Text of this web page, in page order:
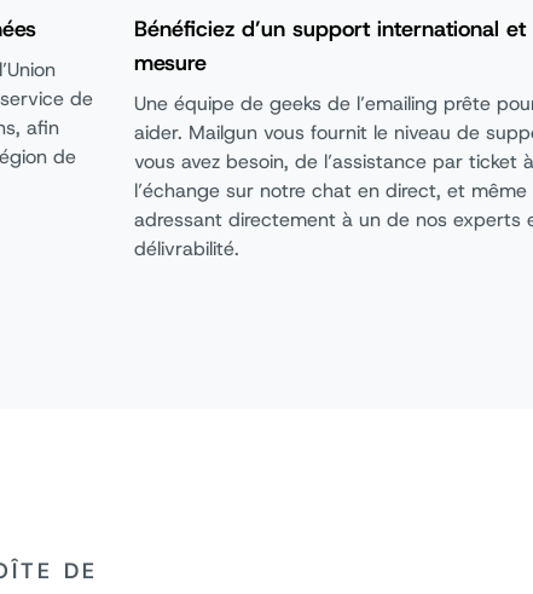
de
afin
de
Bénéficiez d’un support international et
mesure
Une équipe de geeks de l’emailing prête
aider. Mailgun vous fournit le niveau de
vous avez besoin, de l’assistance par ticket à
l’échange sur notre chat en direct, et même
adressant directement à un de nos experts
délivrabilité.
DE